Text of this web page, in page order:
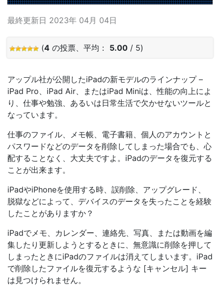
最終更新日 2023年 04月 04日
(4 の投票、平均： 5.00 / 5)
アップル社が公開したiPadの新モデルのラインナップ –
iPad Pro、iPad Air、またはiPad Miniは、性能の向上によ
り、仕事や勉強、あるいは日常生活で欠かせないツールと
なっています。
仕事のファイル、メモ帳、電子書籍、個人のアカウントと
パスワードなどのデータを削除してしまった場合でも、心
配することなく、大丈夫ですよ。iPadのデータを復元する
ことが出来ます。
iPadやiPhoneを使用する時、誤削除、アップグレード、
脱獄などによって、デバイスのデータを失ったことを経験
したことがありますか？
iPadでメモ、カレンダー、連絡先、写真、または動画を編
集したり更新しようとするときに、無意識に削除を押して
しまったときにiPadのファイルは消えてしまいます。iPad
で削除したファイルを復元するような [キャンセル] キー
は見つけられません。